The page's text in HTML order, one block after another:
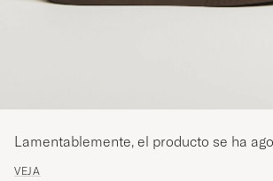
VEJA
Lamentablemente, el producto se ha